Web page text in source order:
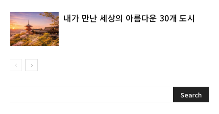
내가 만난 세상의 아름다운 30개 도시